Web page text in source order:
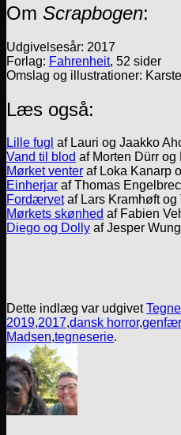
Om Scrapbogen:
Udgivelsesår: 2017
Forlag: Fahrenheit, 52 sider
Omslag og illustrationer:
Læs også:
Lille fugl af Lauri og Jaakko
Vand til blod af Morten Dürr og
Mørket venter af Loka Kanarp
Einherjar af Thomas
Fordærvetaf Lars Kramhøft og
Mørkets skønhed af Fabien
Diego og Dolly af Jesper
Dette indlæg var udgivet
2019,2017,dansk horror,
Madsen,tegneserie.